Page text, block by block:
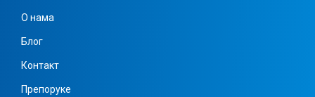
О нама
Блог
Контакт
Препоруке